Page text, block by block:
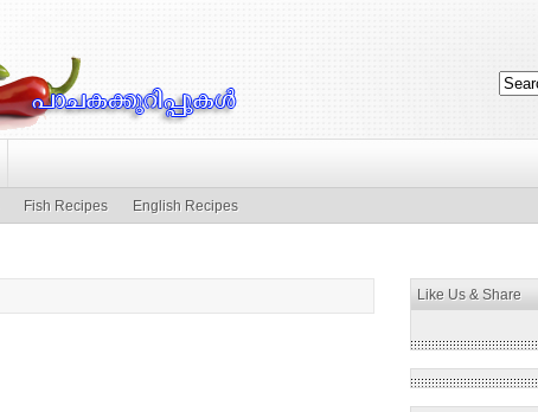
Fish Recipes English Recipes
Like Us & Share